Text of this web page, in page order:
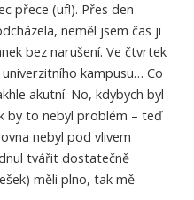
přece (uf!). Přes den
neměl jsem čas ji
bez narušení. Ve čtvrtek
kampusu… Co
akutní. No, kdybych byl
by to nebyl problém – teď
nebyl pod vlivem
tvářit dostatečně
měli plno, tak mě